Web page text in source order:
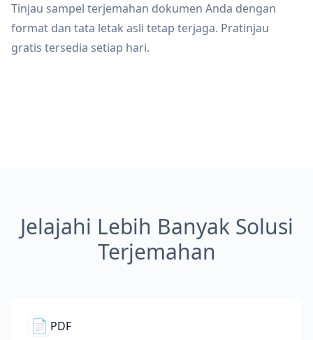
Tinjau sampel terjemahan dokumen Anda dengan
format dan tata letak asli tetap terjaga. Pratinjau
gratis tersedia setiap hari.
Jelajahi Lebih Banyak Solusi
Terjemahan
📄 PDF